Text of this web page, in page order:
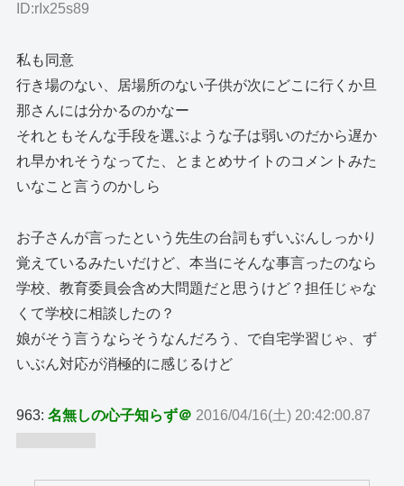
ID:rIx25s89
私も同意
行き場のない、居場所のない子供が次にどこに行くか旦
那さんには分かるのかなー
それともそんな手段を選ぶような子は弱いのだから遅か
れ早かれそうなってた、とまとめサイトのコメントみた
いなこと言うのかしら
お子さんが言ったという先生の台詞もずいぶんしっかり
覚えているみたいだけど、本当にそんな事言ったのなら
学校、教育委員会含め大問題だと思うけど？担任じゃな
くて学校に相談したの？
娘がそう言うならそうなんだろう、で自宅学習じゃ、ず
いぶん対応が消極的に感じるけど
963:名無しの心子知らず＠ 2016/04/16(土) 20:42:00.87